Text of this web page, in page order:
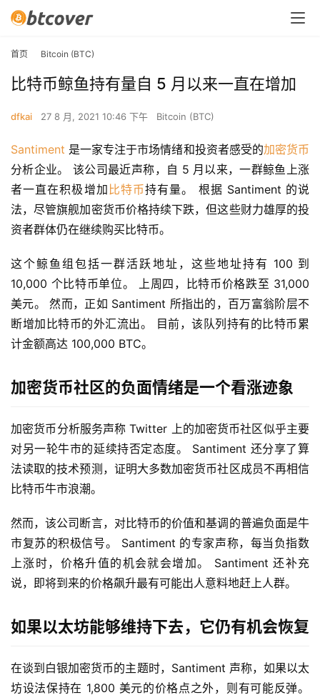
首页 Bitcoin (BTC)
比特币鲸鱼持有量自 5 月以来一直在增加
dfkai 27 8 月, 2021 10:46 下午 Bitcoin (BTC)
Santiment 是一家专注于市场情绪和投资者感受的加密货币
分析企业。 该公司最近声称，自 5 月以来，一群鲸鱼上涨
者一直在积极增加 比特币持有量。 根据 Santiment 的说
法，尽管旗舰加密货币价格持续下跌，但这些财力雄厚的投
资者群体仍在继续购买比特币。
这个鲸鱼组包括一群活跃地址，这些地址持有 100 到
10,000 个比特币单位。 上周四，比特币价格跌至 31,000
美元。 然而，正如 Santiment 所指出的，百万富翁阶层不
断增加比特币的外汇流出。 目前，该队列持有的比特币累
计金额高达 100,000 BTC。
加密货币社区的负面情绪是一个看涨迹象
加密货币分析服务声称 Twitter 上的加密货币社区似乎主要
对另一轮牛市的延续持否定态度。 Santiment 还分享了算
法读取的技术预测，证明大多数加密货币社区成员不再相信
比特币牛市浪潮。
然而，该公司断言，对比特币的价值和基调的普遍负面是牛
市复苏的积极信号。 Santiment 的专家声称，每当负指数
上涨时，价格升值的机会就会增加。 Santiment 还补充
说，即将到来的价格飙升最有可能出人意料地赶上人群。
如果以太坊能够维持下去，它仍有机会恢复
在谈到白银加密货币的主题时，Santiment 声称，如果以太
坊设法保持在 1,800 美元的价格点之外，则有可能反弹。